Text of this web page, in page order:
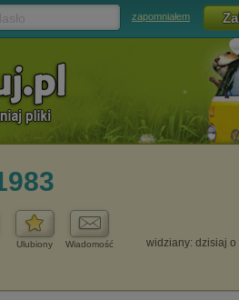
zapomniałem
Ulubiony Wiadomość widziany: dzisiaj o